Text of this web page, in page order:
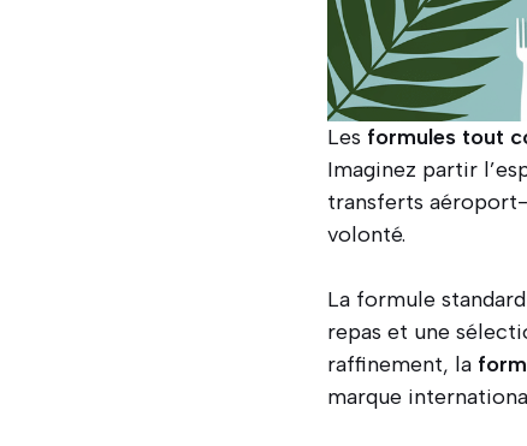
Les formules tout
Imaginez partir
transferts
volonté.
La formule
repas et une
raffinement, la
marque